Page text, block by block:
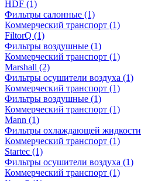
HDF (1)
Фильтры салонные (1)
Коммерческий транспорт (1)
FiltorQ (1)
Фильтры воздушные (1)
Коммерческий транспорт (1)
Marshall (2)
Фильтры осушители воздуха (1)
Коммерческий транспорт (1)
Фильтры воздушные (1)
Коммерческий транспорт (1)
Mann (1)
Фильтры охлаждающей жидкости
Коммерческий транспорт (1)
Startec (1)
Фильтры осушители воздуха (1)
Коммерческий транспорт (1)